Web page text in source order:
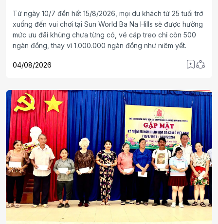
Từ ngày 10/7 đến hết 15/8/2026, mọi du khách từ 25 tuổi trở
xuống đến vui chơi tại Sun World Ba Na Hills sẽ được hưởng
mức ưu đãi khủng chưa từng có, vé cáp treo chỉ còn 500
ngàn đồng, thay vì 1.000.000 ngàn đồng như niêm yết.
04/08/2026